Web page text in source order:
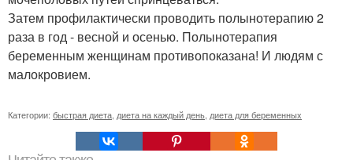
Затем профилактически проводить полынотерапию 2
раза в год - весной и осенью. Полынотерапия
беременным женщинам противопоказана! И людям с
малокровием.
Категории: быстрая диета диета на каждый день диета для беременных